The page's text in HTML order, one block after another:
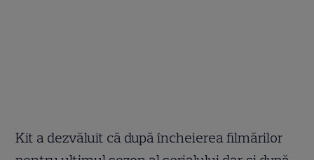
Kit a dezvăluit că după încheierea filmărilor